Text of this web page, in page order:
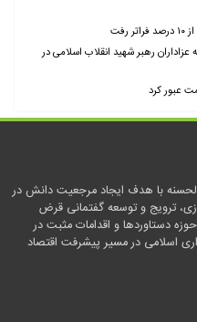
رهبر شهید انقلاب اسلامی در
با هدف ایجاد مرجعیت دانش در
ترویج و توسعه گفتمانی قرض
دستاوردها و اقدامات مثبت در
اسلامی در مسیر پیشرفت اقتصاد